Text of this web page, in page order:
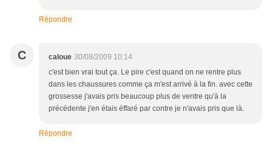
Répondre
C caloue 30/08/2009 10:14
c'est bien vrai tout ça. Le pire c'est quand on ne rentre plus
dans les chaussures comme ça m'est arrivé à la fin. avec cette
grossesse j'avais pris beaucoup plus de ventre qu'à la
précédente j'en étais éffaré par contre je n'avais pris que là.
Répondre